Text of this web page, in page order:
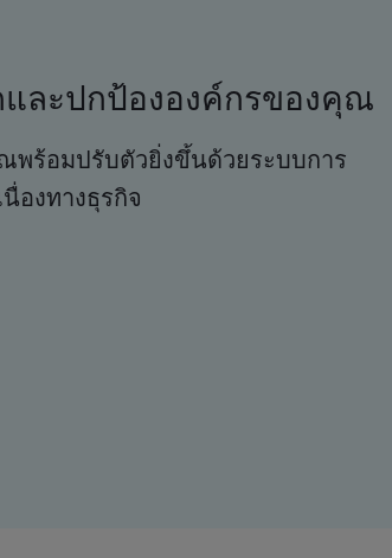
ละปกป้ององค์กรของคุณ
พร้อมปรับตัวยิ่งขึ้นด้วยระบบการ
องทางธุรกิจ